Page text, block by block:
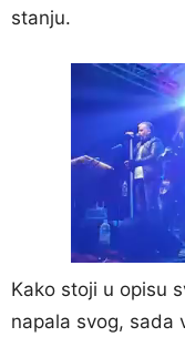
stanju.
Kako stoji u opisu
napala svog, sada